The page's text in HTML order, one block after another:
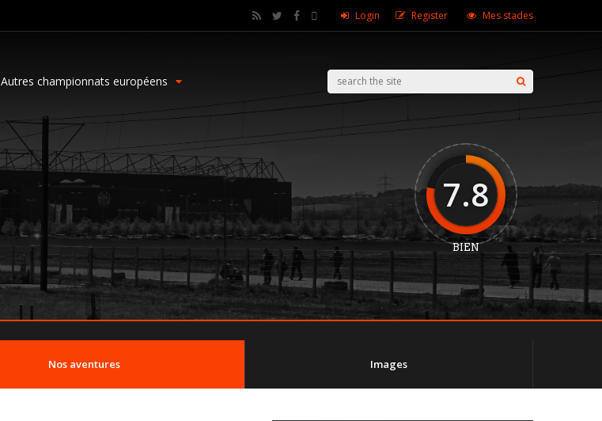
Login Register Mes stades
Autres championnats européens
7.8
BIEN
Nos aventures Images